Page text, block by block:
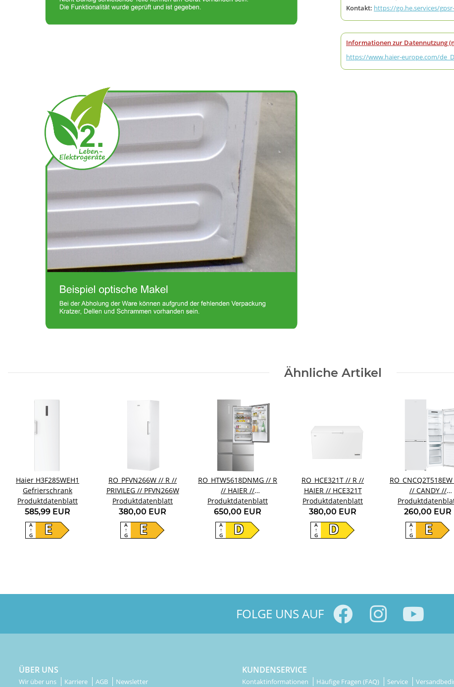
Kontakt: https://go.he.services/
Informationen zur Datennutzung
https://www.haier-europe.com/
Ähnliche Artikel
Haier H3F285WEH1
Gefrierschrank
Produktdatenblatt
585,99 EUR
E
A
↑
G
RO_PFVN266W // R //
PRIVILEG // PFVN266W
Produktdatenblatt
380,00 EUR
E
A
↑
G
RO_HTW5618DNMG // R
// HAIER //
HTW5618DNMG
Produktdatenblatt
650,00 EUR
D
A
↑
G
RO_HCE321T // R //
HAIER // HCE321T
Produktdatenblatt
380,00 EUR
D
A
↑
G
// CANDY //
CNCQ2T518EW
260,00 EUR
E
A
↑
G
FOLGE UNS AUF
ÜBER UNS
Wir über uns Karriere AGB Newsletter
KUNDENSERVICE
Kontaktinformationen Häufige Fragen (FAQ) Service